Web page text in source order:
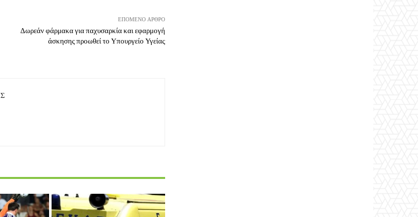
ΕΠΌΜΕΝΟ ΆΡΘΡΟ
Δωρεάν φάρμακα για παχυσαρκία και εφαρμογή
άσκησης προωθεί το Υπουργείο Υγείας